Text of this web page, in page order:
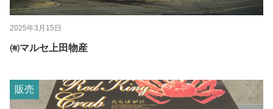
2025年3月15日
㈲マルセ上田物産
販売